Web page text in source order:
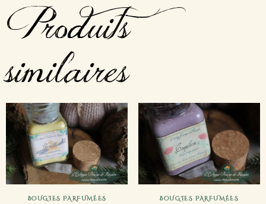
Produits
similaires
BOUGIES PARFUMÉES BOUGIES PARFUMÉES